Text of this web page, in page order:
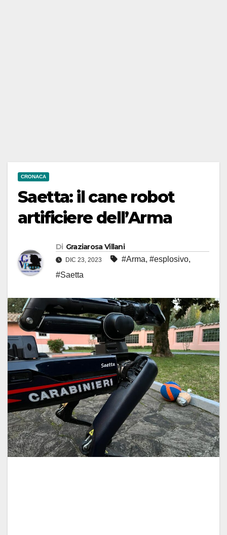
CRONACA
Saetta: il cane robot
artificiere dell’Arma
Di Graziarosa Villani
DIC 23, 2023 #Arma, #esplosivo,
#Saetta